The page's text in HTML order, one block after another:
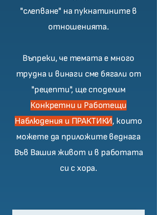
"слепване" на пукнатините в
отношенията.
Въпреки, че темата е много
трудна и винаги сме бягали от
"рецепти", ще споделим
Конкретни и Работещи
Наблюдения и ПРАКТИКИ, които
можете да приложите веднага
Във Вашия живот и в работата
си с хора.